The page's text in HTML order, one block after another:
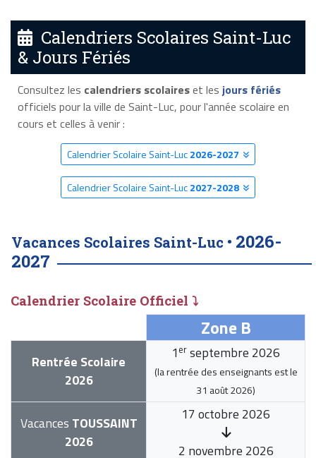
Calendriers Scolaires Saint-Luc
& Jours Fériés
Consultez les calendriers scolaireset les jours fériés
officiels pour la ville de Saint-Luc, pour l'année scolaire en
cours et celles à venir :
Calendrier Scolaire Saint-Luc2026-2027
Calendrier Scolaire Saint-Luc2027-2028
Vacances Scolaires Saint-Luc • 2026-
2027
Calendrier Scolaire Officiel ⤵
Zone B
Rentrée Scolaire
2026
1 er septembre 2026
(la rentrée des enseignants est le
31 août 2026)
Vacances TOUSSAINT
2026
17 octobre 2026
2 novembre 2026